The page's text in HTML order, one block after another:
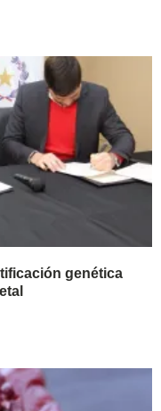
genética